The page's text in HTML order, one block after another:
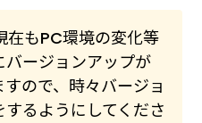
在もPC環境の変化等
バージョンアップが
ので、時々バージョ
るようにしてくださ